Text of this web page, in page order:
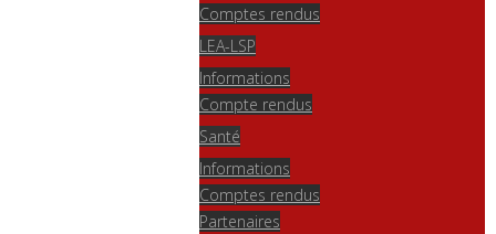
Comptes rendus
LEA-LSP
Informations
Compte rendus
Santé
Informations
Comptes rendus
Partenaires